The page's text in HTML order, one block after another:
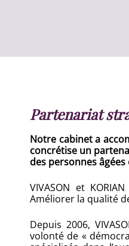
Partenariat
Notre cabinet a
concrétise un
des personnes âgées
VIVASON et
Améliorer la qualité
Depuis 2006,
volonté de «